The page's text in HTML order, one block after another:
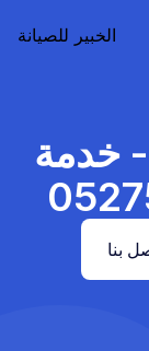
الخبير للصيانة
- خدمة
بنا